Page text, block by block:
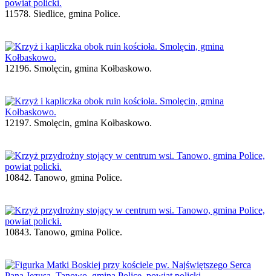
11578. Siedlice, gmina Police.
12196. Smolęcin, gmina Kołbaskowo.
12197. Smolęcin, gmina Kołbaskowo.
10842. Tanowo, gmina Police.
10843. Tanowo, gmina Police.